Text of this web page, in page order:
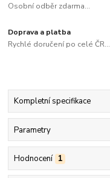
Osobní odběr zdarma...
Doprava a platba
Rychlé doručení po celé ČR...
Kompletní specifikace
Parametry
Hodnocení 1